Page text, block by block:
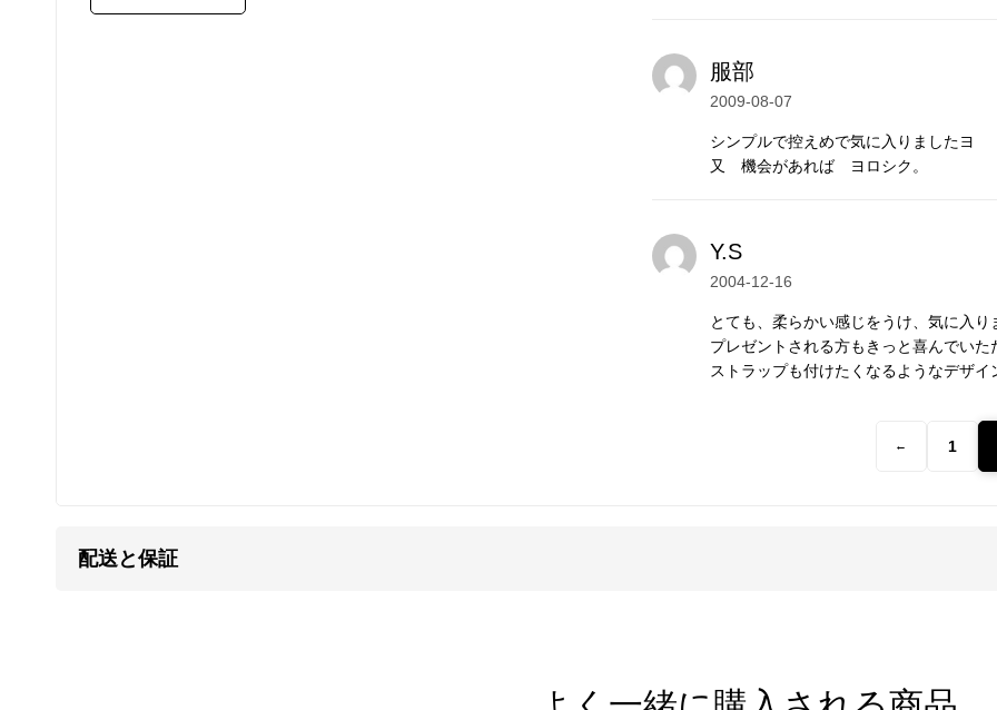
す。
カレン族の手仕事によるシルバービーズ
はタイの山岳民族カレン族の手仕事によって、伝統的手法で丹念に作られま
の一つ一つが異なる表情を持ち、素朴なぬくもりが心に響きま
多く見られます。
服部
2009-08-07
シンプルで控えめで気に入りましたヨ
又 機会があれば ヨロシク。
Y.S
2004-12-16
とても、柔らかい感じをうけ、気に入り
プレゼントされる方もきっと喜んでいた
ストラップも付けたくなるようなデザイ
← 1
配送と保証